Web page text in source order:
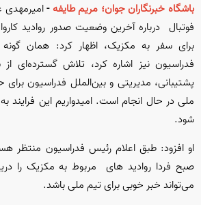
باشگاه خبرنگاران جوان؛ مریم طایفه -
فوتبال درباره آخرین وضعیت صدور روادید
برای سفر به مکزیک، اظهار کرد: همان
فدراسیون نیز اشاره کرد، تلاش گسترده‌ای
پشتیبانی، مدیریتی و بین‌الملل فدراسیون
ملی در حال انجام است. امیدواریم این
شود.
او افزود: طبق اعلام رئیس فدراسیون منتظر
صبح فردا روادید های مربوط به مکزیک را
می‌تواند خبر خوبی برای تیم ملی باشد.